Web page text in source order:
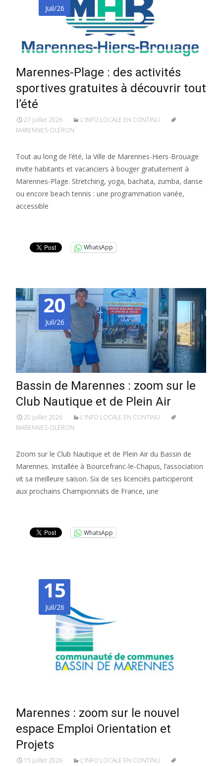
Juil/26
Marennes-Plage : des activités
sportives gratuites à découvrir tout
l’été
27 juillet 2026
L'INFO LOCALE EN CONTINU
MARENNES-OLÉRON
Tout au long de l’été, la Ville de Marennes-Hiers-Brouage
invite habitants et vacanciers à bouger gratuitement à
Marennes-Plage. Stretching, yoga, bachata, zumba, danse
ou encore beach tennis : une programmation variée,
accessible
WhatsApp
20
Juil/26
Bassin de Marennes : zoom sur le
Club Nautique et de Plein Air
20 juillet 2026
L'INFO LOCALE EN CONTINU
MARENNES-OLÉRON
Zoom sur le Club Nautique et de Plein Air du Bassin de
Marennes. Installée à Bourcefranc-le-Chapus, l’association
vit sa meilleure saison. Six de ses licenciés participeront
aux prochains Championnats de France, une
WhatsApp
15
Juil/26
Marennes : zoom sur le nouvel
espace Emploi Orientation et
Projets
15 juillet 2026
L'INFO LOCALE EN CONTINU